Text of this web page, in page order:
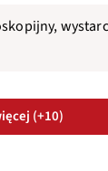
(+10)